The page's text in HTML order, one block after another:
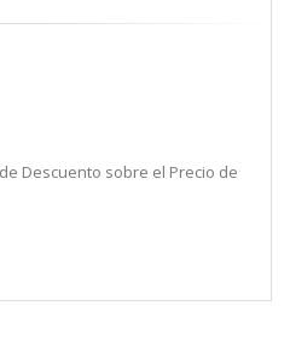
Descuento sobre el Precio de